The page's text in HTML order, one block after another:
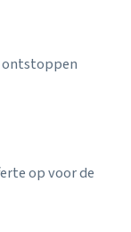
op voor de